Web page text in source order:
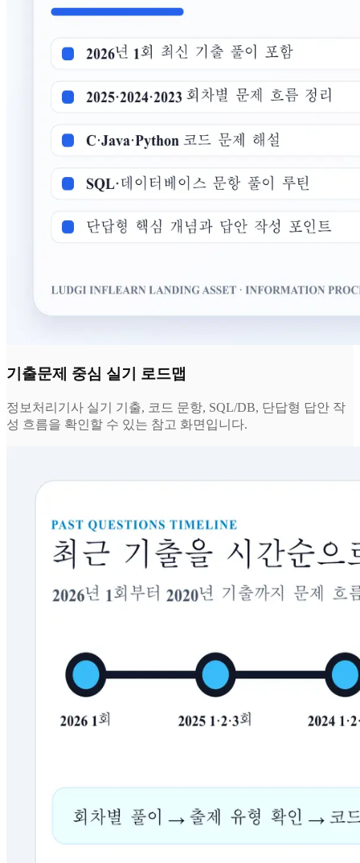
기출문제 중심 실기 로드맵
정보처리기사 실기 기출, 코드 문항, SQL/DB, 단답형 답안 작
성 흐름을 확인할 수 있는 참고 화면입니다.